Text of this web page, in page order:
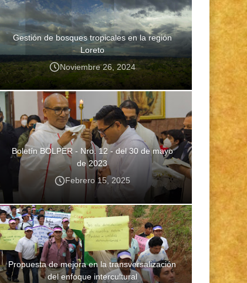
Gestión de bosques tropicales en la región
Loreto
Noviembre 26, 2024
Boletín BOLPER - Nro. 12 - del 30 de mayo
de 2023
Febrero 15, 2025
Propuesta de mejora en la transversalización
del enfoque intercultural